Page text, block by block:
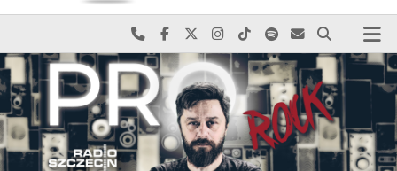
Najlepiej po prostu do nas zadzwoń
Odwiedź nas na Facebook-u
Odwiedź nas na X
Odwiedź nas na Instagram-ie
Odwiedź nas na TikTok-u
Szukaj nas na Spotify
Wyślij do nas
Szukaj